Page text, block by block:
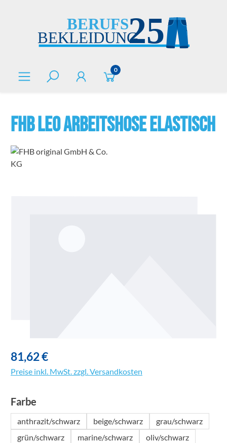
0
FHB LEO Arbeitshose elastisch
81,62 €
Preise inkl. MwSt. zzgl. Versandkosten
Farbe
anthrazit/schwarz beige/schwarz
grau/schwarz
grün/schwarz
marine/schwarz
oliv/schwarz